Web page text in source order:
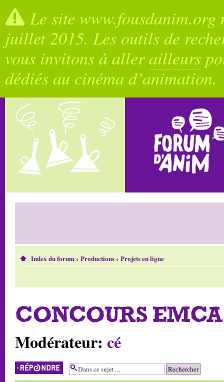
Le site
juillet 2015. Les outils de
vous invitons à allerailleurs
dédiés au cinéma d’animation.
Index du forum‹ Productions‹ Projets en ligne
CONCOURS
Modérateur: cé
Répondre